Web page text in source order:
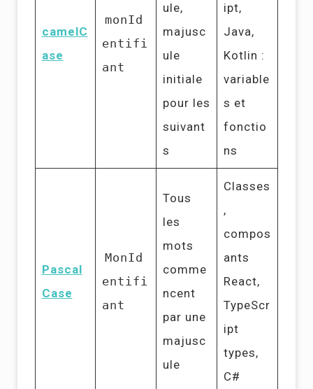
camelC
ase
monId
entifi
ant
ule,
majusc
ule
initiale
pour les
suivant
s
ipt,
Java,
Kotlin :
variable
s et
fonctio
ns
Pascal
Case
MonId
entifi
ant
Tous
les
mots
comme
ncent
par une
majusc
ule
Classes
,
compos
ants
React,
TypeScr
ipt
types,
C#